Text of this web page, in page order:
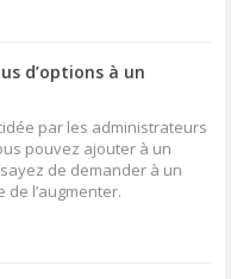
d’options à un
par les administrateurs
pouvez ajouter à un
de demander à un
l’augmenter.